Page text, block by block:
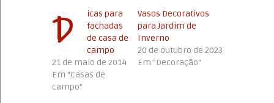
D
icas para
fachadas
de casa de
campo
21 de maio de 2014
Em "Casas de
campo"
Vasos Decorativos
para Jardim de
Inverno
20 de outubro de 2023
Em "Decoração"